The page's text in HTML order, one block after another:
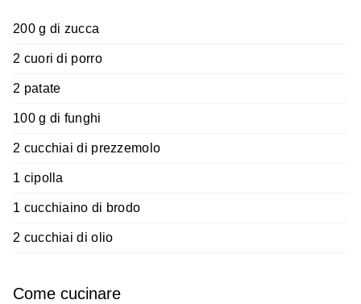
200 g di zucca
2 cuori di porro
2 patate
100 g di funghi
2 cucchiai di prezzemolo
1 cipolla
1 cucchiaino di brodo
2 cucchiai di olio
Come cucinare